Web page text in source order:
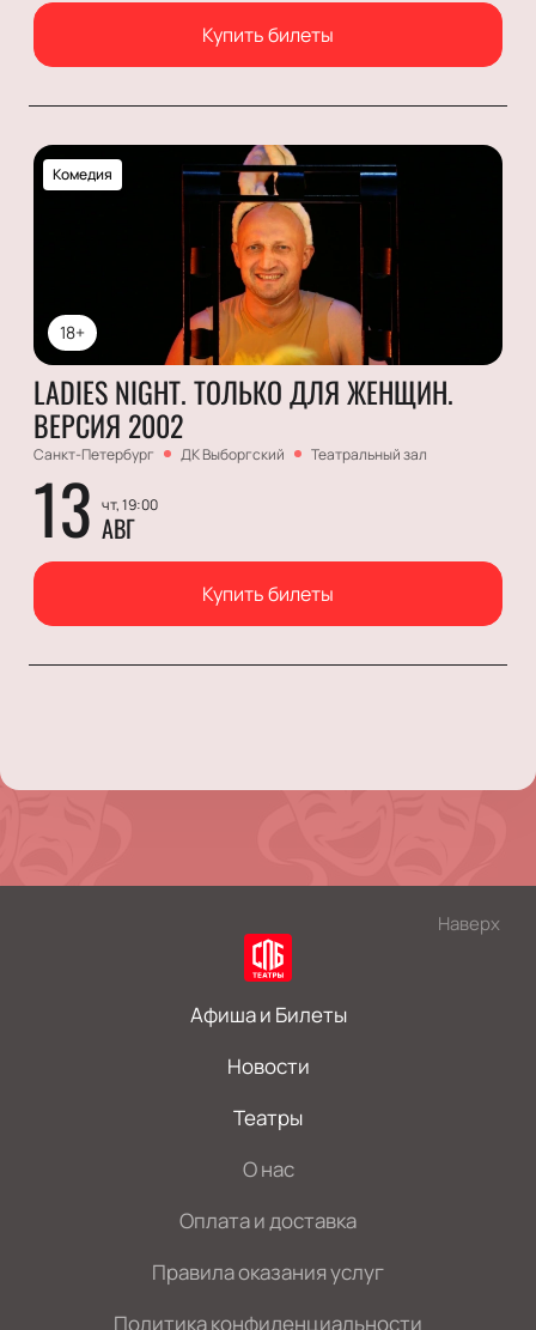
Купить билеты
18+
Комедия
LADIES NIGHT. ТОЛЬКО ДЛЯ ЖЕНЩИН.
ВЕРСИЯ 2002
Санкт-Петербург ДК Выборгский Театральный зал
13 чт, 19:00
АВГ
Купить билеты
Наверх
Афиша и Билеты
Новости
Театры
О нас
Оплата и доставка
Правила оказания услуг
Политика конфиденциальности